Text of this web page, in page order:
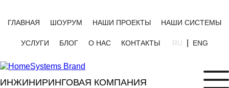
ГЛАВНАЯ ШОУРУМ НАШИ ПРОЕКТЫ НАШИ СИСТЕМЫ
УСЛУГИ БЛОГ О НАС КОНТАКТЫ RU ENG
ИНЖИНИРИНГОВАЯ КОМПАНИЯ